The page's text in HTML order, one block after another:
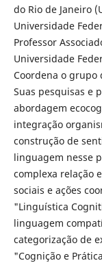
do Rio de Janeiro
Universidade
Professor
Universidade
Coordena o grupo
Suas pesquisas e
abordagem
integração
construção de
linguagem nesse
complexa relação
sociais e ações
"Linguística
linguagem
categorização de
"Cognição e